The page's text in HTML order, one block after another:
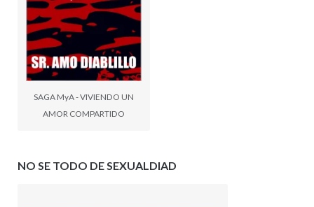
SAGA MyA - VIVIENDO UN
AMOR COMPARTIDO
NO SE TODO DE SEXUALDIAD